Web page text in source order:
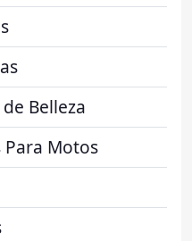
Belleza
Para Motos